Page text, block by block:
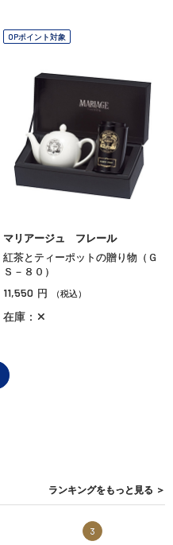
OPポイント対象
マリアージュ フレール
紅茶とティーポットの贈り物（Ｇ
Ｓ－８０）
11,550 円 （税込）
在庫：✕
ランキングをもっと見る ＞
3